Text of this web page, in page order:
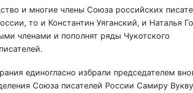
и многие члены Союза российских
то и Константин Уяганский, и Наталья
членами и пополнят ряды Чукотского
единогласно избрали председателем
Союза писателей России Самиру